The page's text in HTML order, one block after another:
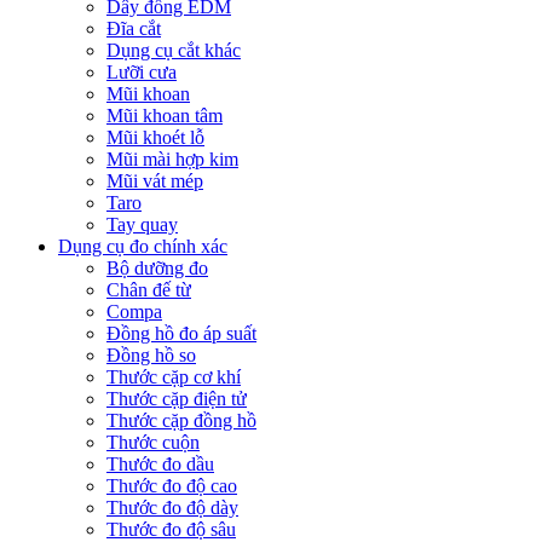
Dây đồng EDM
Đĩa cắt
Dụng cụ cắt khác
Lưỡi cưa
Mũi khoan
Mũi khoan tâm
Mũi khoét lỗ
Mũi mài hợp kim
Mũi vát mép
Taro
Tay quay
Dụng cụ đo chính xác
Bộ dưỡng đo
Chân đế từ
Compa
Đồng hồ đo áp suất
Đồng hồ so
Thước cặp cơ khí
Thước cặp điện tử
Thước cặp đồng hồ
Thước cuộn
Thước đo dầu
Thước đo độ cao
Thước đo độ dày
Thước đo độ sâu